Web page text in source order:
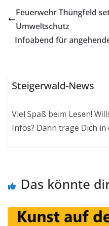
Feuerwehr Thüngfeld
Umweltschutz
Infoabend für
Steigerwald-News
Viel Spaß beim Lesen!
Infos? Dann trage Dich
Das könnte